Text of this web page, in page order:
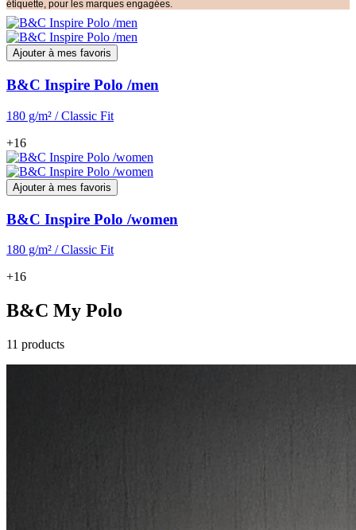
étiquette, pour les marques engagées.
Ajouter à mes favoris
B&C Inspire Polo /men
180 g/m² / Classic Fit
+16
Ajouter à mes favoris
B&C Inspire Polo /women
180 g/m² / Classic Fit
+16
B&C My Polo
11 products